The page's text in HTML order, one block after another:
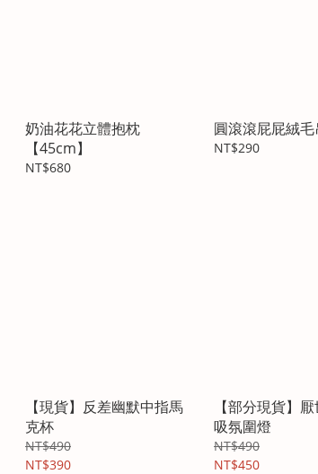
奶油花花立體抱枕
【45cm】
NT$680
圓滾滾屁屁絨
NT$290
【現貨】反差幽默中指馬
克杯
NT$490
NT$390
【部分現貨】
吸氛圍燈
NT$490
NT$450